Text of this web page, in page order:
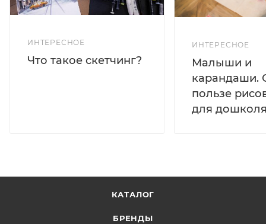
ИНТЕРЕСНОЕ
Что такое скетчинг?
ИНТЕРЕСНОЕ
Малыши и
карандаши.
пользе
для
КАТАЛОГ
БРЕНДЫ